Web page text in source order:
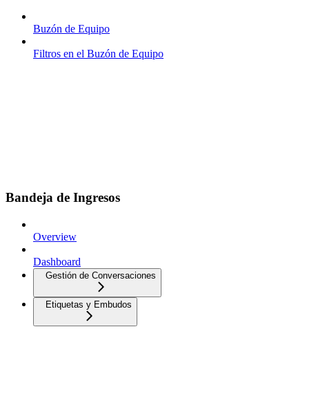
Buzón de Equipo
Filtros en el Buzón de Equipo
Bandeja de Ingresos
Overview
Dashboard
Gestión de Conversaciones
Etiquetas y Embudos